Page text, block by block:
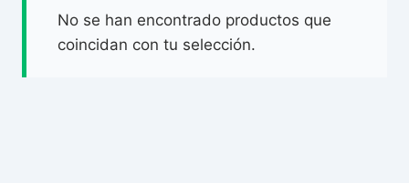
No se han encontrado productos que
coincidan con tu selección.